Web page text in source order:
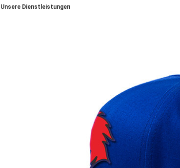
Unsere Dienstleistungen